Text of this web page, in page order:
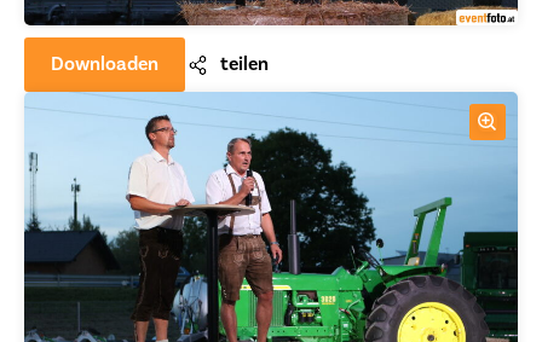
Downloaden teilen